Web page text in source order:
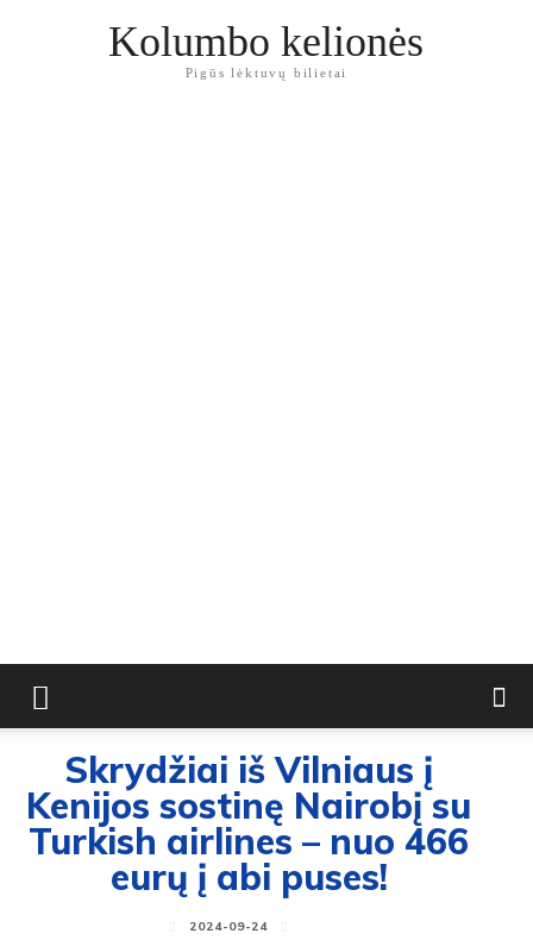
Kolumbo kelionės
Pigūs lėktuvų bilietai
Skrydžiai iš Vilniaus į
Kenijos sostinę Nairobį su
Turkish airlines – nuo 466
eurų į abi puses!
2024-09-24